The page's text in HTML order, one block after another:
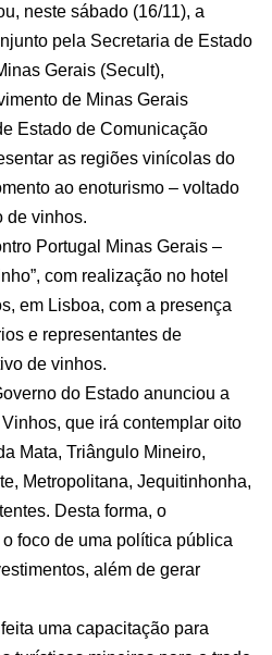
neste sábado (16/11), a
pela Secretaria de Estado
Gerais (Secult),
de Minas Gerais
Estado de Comunicação
as regiões vinícolas do
ao enoturismo – voltado
de vinhos.
Portugal Minas Gerais –
com realização no hotel
em Lisboa, com a presença
e representantes de
de vinhos.
do Estado anunciou a
que irá contemplar oito
Mata, Triângulo Mineiro,
Metropolitana, Jequitinhonha,
Desta forma, o
foco de uma política pública
além de gerar
uma capacitação para